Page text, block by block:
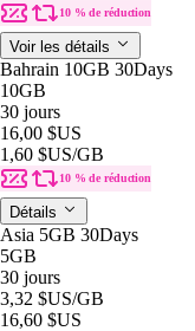
10 % de réduction
Voir les détails
Bahrain 10GB 30Days
10GB
30 jours
16,00 $US
1,60 $US/GB
10 % de réduction
Détails
Asia 5GB 30Days
5GB
30 jours
3,32 $US/GB
16,60 $US